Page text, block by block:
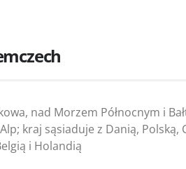
nad Morzem Północnym i
kraj sąsiaduje z Danią, Polską,
i Holandią